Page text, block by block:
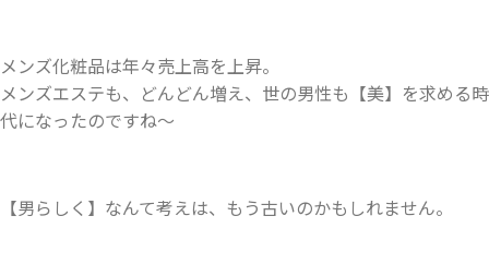
メンズ化粧品は年々売上高を上昇。
メンズエステも、どんどん増え、世の男性も【美】を求める時
代になったのですね〜
【男らしく】なんて考えは、もう古いのかもしれません。